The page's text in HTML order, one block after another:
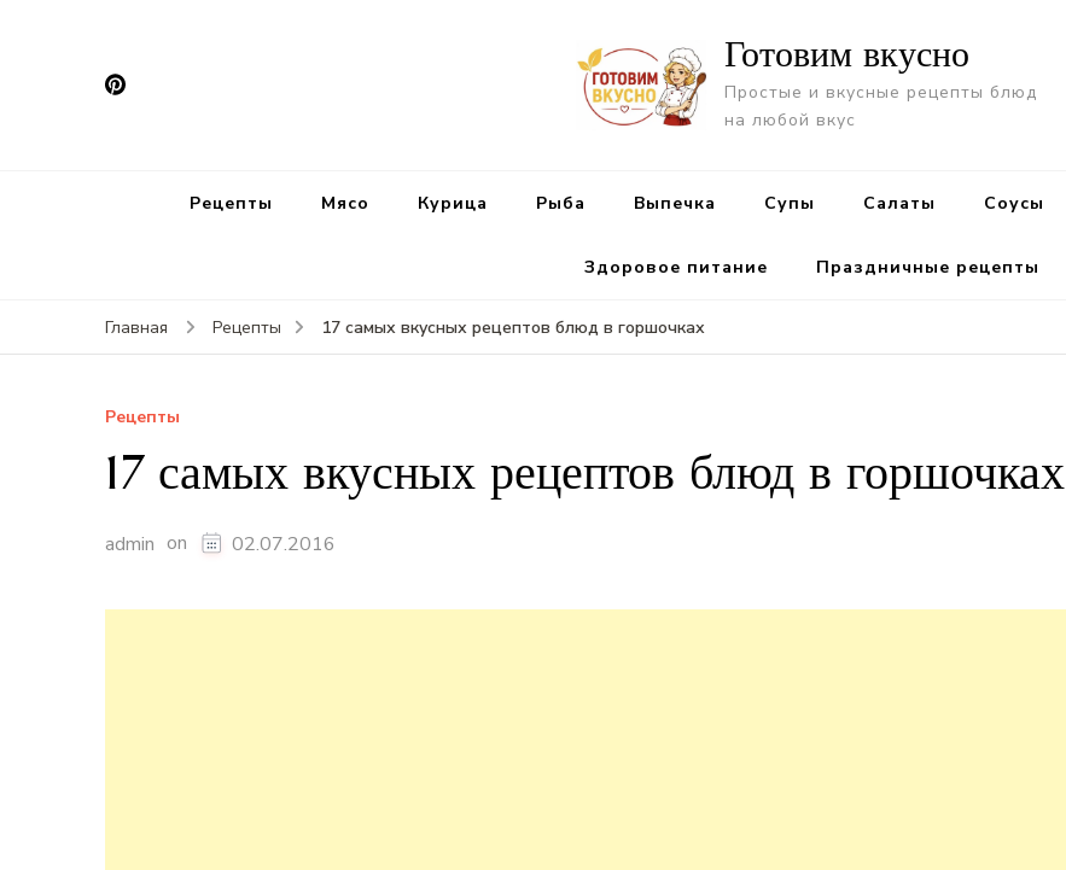
Готовим вкусно
Простые и вкусные рецепты блюд
на любой вкус
Рецепты Мясо Курица Рыба Выпечка Супы Салаты Cоусы
Здоровое питание Праздничные рецепты
Главная Рецепты 17 самых вкусных рецептов блюд в горшочках
Рецепты
17 самых вкусных рецептов блюд в горшочках
admin on 02.07.2016